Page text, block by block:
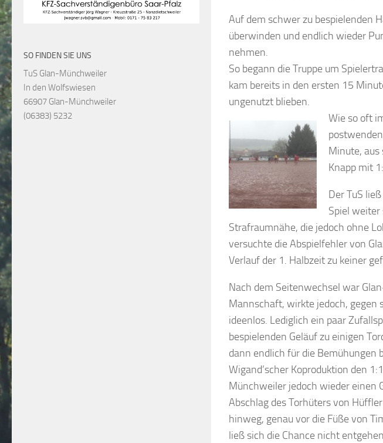
Auf dem schwer zu bespielenden
überwinden und endlich wieder
nehmen.
So begann die Truppe um
kam bereits in den ersten 15
ungenutzt blieben.
Wie so oft
Minute, aus
Knapp mit
Der TuS
Spiel weiter
Strafraumnähe, die jedoch ohne
versuchte die Abspielfehler von
Verlauf der 1. Halbzeit zu keiner
Nach dem Seitenwechsel war
Mannschaft, wirkte jedoch, gegen
ideenlos. Lediglich ein paar
bespielenden Geläuf zu einigen
dann endlich für die
Wigand’scher Koproduktion den
Münchweiler jedoch wieder einen
Abschlag des Torhüters von
hinweg, genau vor die Füße von
ließ sich die Chance nicht
SO FINDEN SIE UNS
TuS Glan-Münchweiler
In den Wolfswiesen
66907 Glan-Münchweiler
(06383) 5232